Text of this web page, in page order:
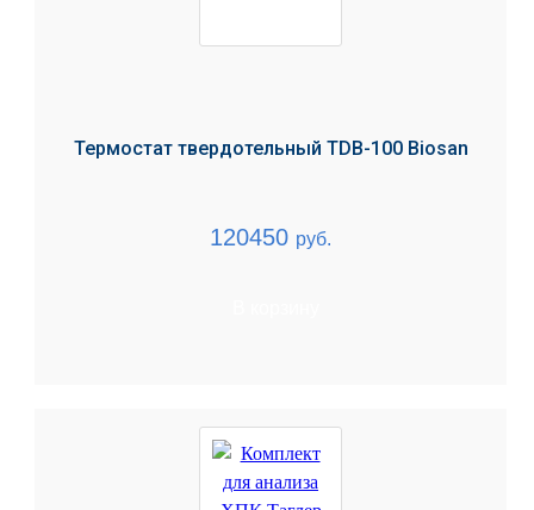
Термостат твердотельный TDB-100 Biosan
120450 руб.